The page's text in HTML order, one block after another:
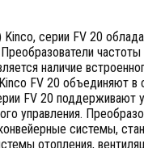
серии FV 20
наличие
FV 20 объединяют
FV 20 поддерживают
управления.
системы,
отопления,